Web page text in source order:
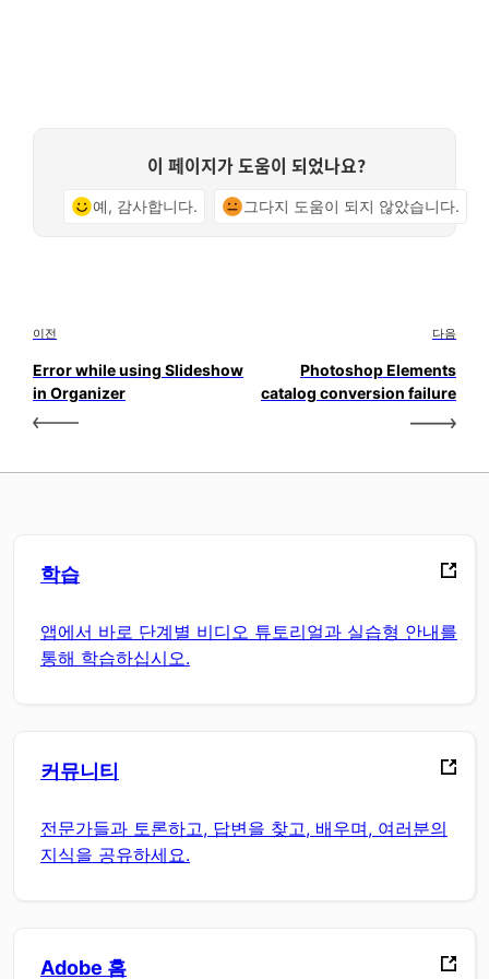
이 페이지가 도움이 되었나요?
예, 감사합니다. 그다지 도움이 되지 않았습니다.
이전
Error while using Slideshow
in Organizer
다음
Photoshop Elements
catalog conversion failure
학습
앱에서 바로 단계별 비디오 튜토리얼과 실습형 안내를
통해 학습하십시오.
커뮤니티
전문가들과 토론하고, 답변을 찾고, 배우며, 여러분의
지식을 공유하세요.
Adobe 홈